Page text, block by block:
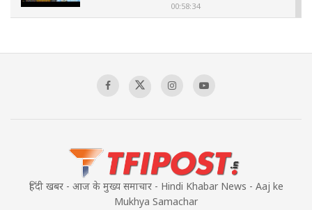
00:58:34
हिंदी खबर - आज के मुख्य समाचार - Hindi Khabar News - Aaj ke
Mukhya Samachar